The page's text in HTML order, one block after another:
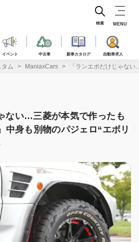
イベント 中古車 新車カタログ 自動車求人
検索 MENU
ム ManiaxCars 「ランエボだけじゃな
ない…三菱が本気で作ったも
中身も別物のパジェロ“エボリ